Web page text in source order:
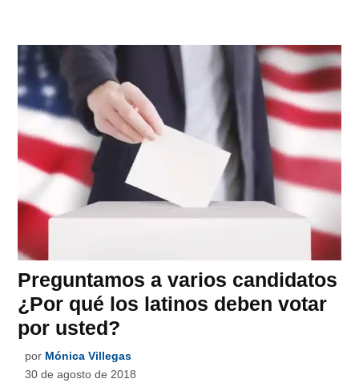
Preguntamos a varios candidatos
¿Por qué los latinos deben votar
por usted?
por Mónica Villegas
30 de agosto de 2018